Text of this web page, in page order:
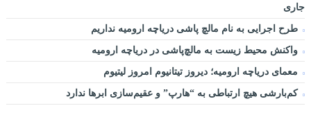
جاری
طرح اجرایی به نام مالچ پاشی دریاچه ارومیه نداریم
واکنش محیط زیست به مالچ‌پاشی در دریاچه ارومیه
معمای دریاچه ارومیه؛ دیروز تیتانیوم امروز لیتیوم
کم‌بارشی هیچ ارتباطی به “هارپ” و عقیم‌سازی ابرها ندارد